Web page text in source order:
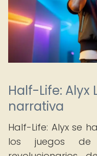
Half-Life: Alyx
narrativa
Half-Life: Alyx se
los juegos de